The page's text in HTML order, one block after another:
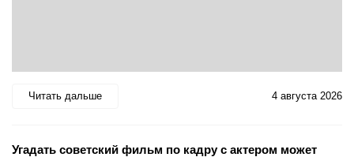
Читать дальше 4 августа 2026
Угадать советский фильм по кадру с актером может